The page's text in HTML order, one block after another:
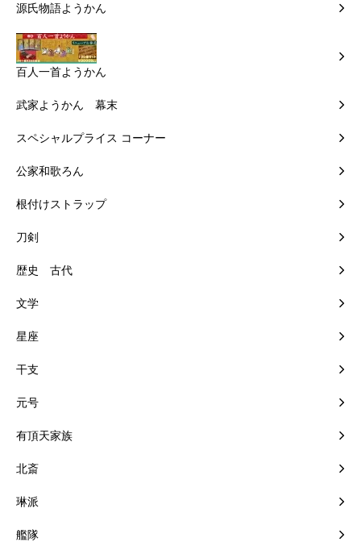
源氏物語ようかん
百人一首ようかん
武家ようかん 幕末
スペシャルプライス コーナー
公家和歌ろん
根付けストラップ
刀剣
歴史 古代
文学
星座
干支
元号
有頂天家族
北斎
琳派
艦隊